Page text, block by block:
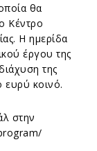
θα
Κέντρο
Η ημερίδα
έργου της
της
ευρύ κοινό.
στην